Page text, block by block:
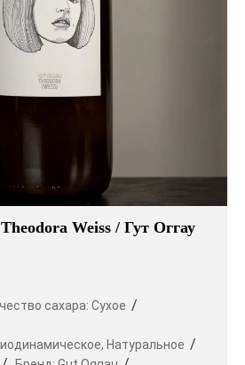
Weiss / Гут Оггау
сахара: Сухое
Натуральное